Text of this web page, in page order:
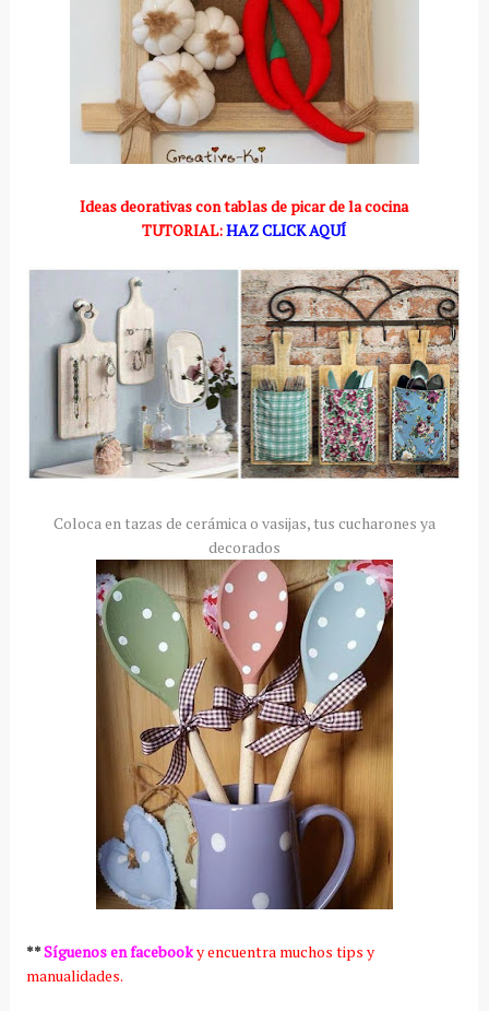
Ideas deorativas con tablas de picar de la cocina
TUTORIAL:HAZ CLICK AQUÍ
Coloca en tazas de cerámica o vasijas, tus cucharones ya
decorados
**Síguenos en facebooky encuentra muchos tips y
manualidades.